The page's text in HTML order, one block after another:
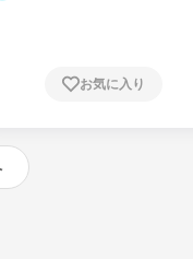
お気に入り